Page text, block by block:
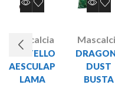
Mascalcia
COLTELLO
AESCULAP
LAMA
DUST
BUSTA